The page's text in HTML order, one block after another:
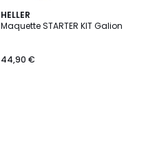
HELLER
Maquette STARTER KIT Galion
44,90 €